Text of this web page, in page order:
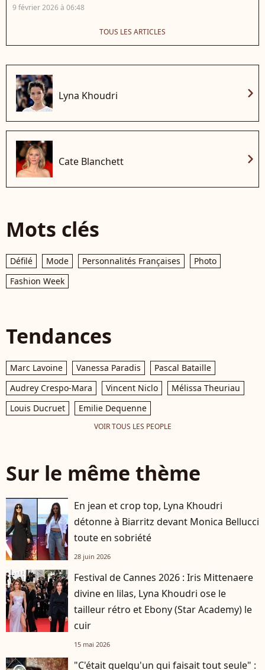
9 février 2026 à 06:48
TOUS LES ARTICLES
Lyna Khoudri chevron_right
Cate Blanchett chevron_right
Mots clés
Défilé Mode Personnalités Françaises
Photo
Fashion Week
Tendances
Marc Lavoine Vanessa Paradis
Pascal Bataille
Audrey Crespo-Mara
Vincent Niclo
Mélissa Theuriau
Louis Ducruet
Emilie Dequenne
VOIR TOUS LES PEOPLE
Sur le même thème
En jean et crop top, Lyna Khoudri
détonne à Biarritz devant Monica Bellucci
toute en sobriété
28 juin 2026
Festival de Cannes 2026 : Iris Mittenaere
divine en lilas, Lyna Khoudri ose le
tailleur rétro et Ebony (Star Academy) le
cuir
15 mai 2026
"C'était quelqu'un qui faisait tout seule" :